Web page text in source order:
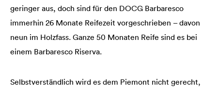
geringer aus, doch sind für den DOCG Barbaresco
immerhin 26 Monate Reifezeit vorgeschrieben – davon
neun im Holzfass. Ganze 50 Monaten Reife sind es bei
einem Barbaresco Riserva.
Selbstverständlich wird es dem Piemont nicht gerecht,